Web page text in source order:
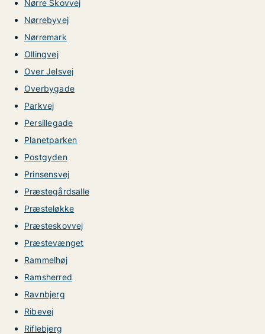
Nørre Skovvej
Nørrebyvej
Nørremark
Ollingvej
Over Jelsvej
Overbygade
Parkvej
Persillegade
Planetparken
Postgyden
Prinsensvej
Præstegårdsalle
Præsteløkke
Præsteskovvej
Præstevænget
Rammelhøj
Ramsherred
Ravnbjerg
Ribevej
Riflebjerg